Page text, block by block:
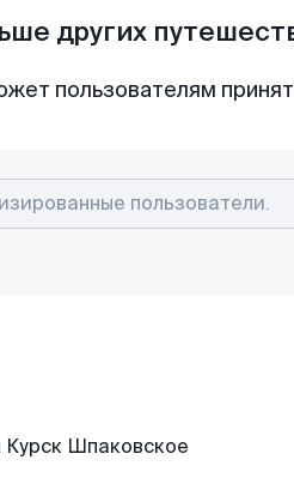
других
пользователям